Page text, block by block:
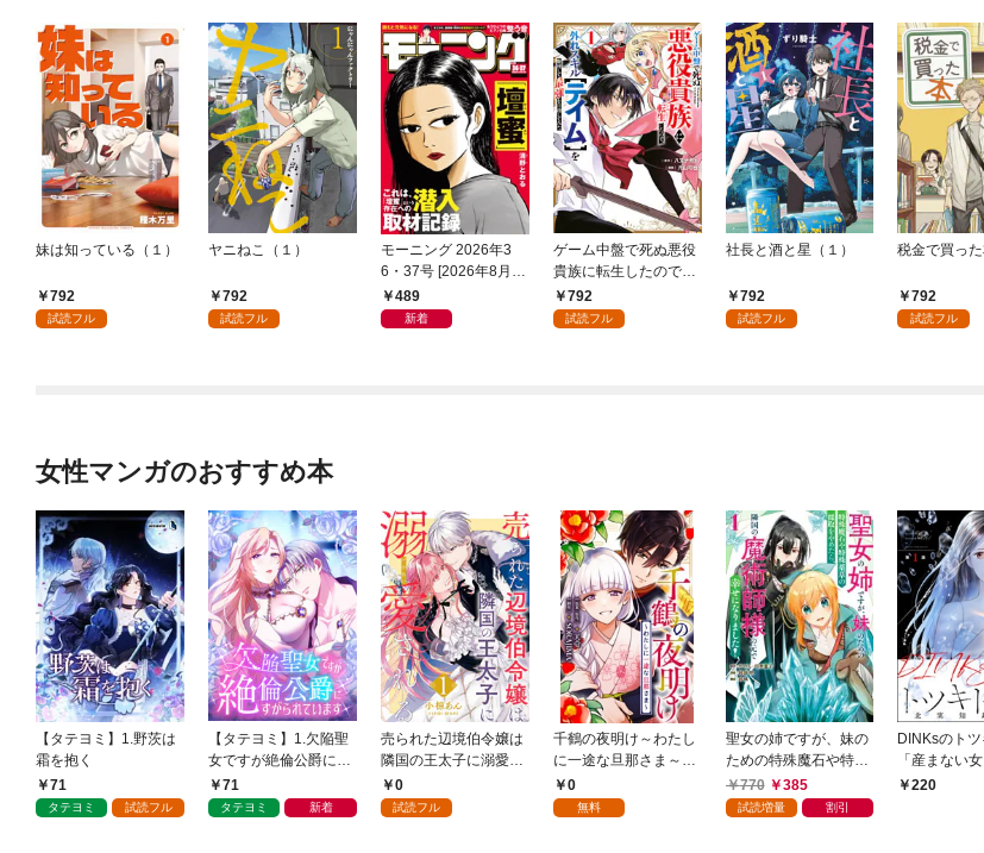
妹は知っている（１）
792
試読フル
ヤニねこ（１）
792
試読フル
モーニング 2026年3
6・37号 [2026年8月6
日発売]
489
新着
ゲーム中盤で死ぬ悪役
貴族に転生したので、
外れスキル【テイム】
を駆使して最強を目指
792
試読フル
社長と酒と星（１）
792
試読フル
税金で買った
792
試読フル
女性マンガのおすすめ本
【タテヨミ】1.野茨は
霜を抱く
71
タテヨミ 試読フル
【タテヨミ】1.欠陥聖
女ですが絶倫公爵にす
がられています
71
タテヨミ 新着
売られた辺境伯令嬢は
隣国の王太子に溺愛さ
れる 1
0
試読フル
千鶴の夜明け～わたし
に一途な旦那さま～
【分冊版】 1話「北条
家の生贄（１）」
0
無料
聖女の姉ですが、妹の
ための特殊魔石や特殊
薬草の採取をやめた
ら、隣国の魔術師様の
770 385
試読増量 割引
DINKsのト
「産まない
ですか？（
220